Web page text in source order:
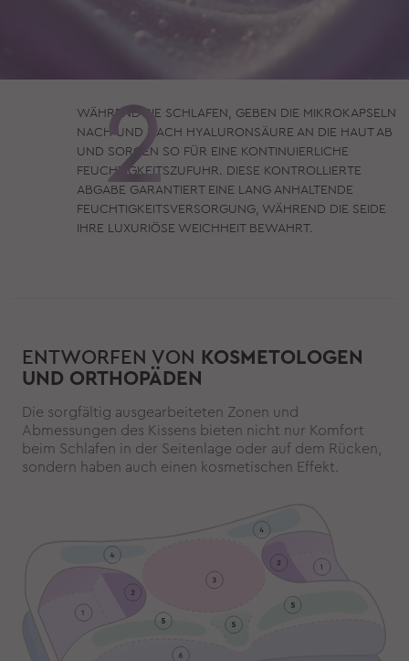
WÄHREND SIE SCHLAFEN, GEBEN DIE MIKROKAPSELN
NACH UND NACH HYALURONSÄURE AN DIE HAUT AB
UND SORGEN SO FÜR EINE KONTINUIERLICHE
FEUCHTIGKEITSZUFUHR. DIESE KONTROLLIERTE
ABGABE GARANTIERT EINE LANG ANHALTENDE
FEUCHTIGKEITSVERSORGUNG, WÄHREND DIE SEIDE
IHRE LUXURIÖSE WEICHHEIT BEWAHRT.
ENTWORFEN VON
KOSMETOLOGEN
UND ORTHOPÄDEN
Die sorgfältig ausgearbeiteten Zonen und
Abmessungen des Kissens bieten nicht nur Komfort
beim Schlafen in der Seitenlage oder auf dem Rücken,
sondern haben auch einen kosmetischen Effekt.